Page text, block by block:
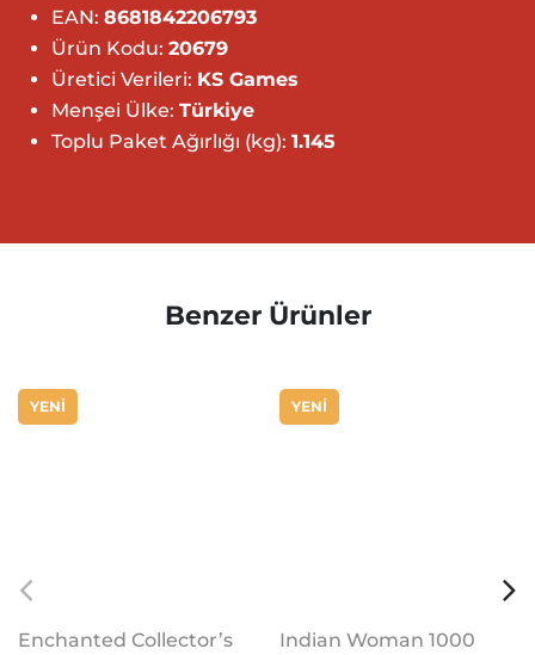
EAN: 8681842206793
Ürün Kodu: 20679
Üretici Verileri: KS Games
Menşei Ülke: Türkiye
Toplu Paket Ağırlığı (kg): 1.145
Benzer Ürünler
YENİ
Enchanted Collector’s
YENİ
Indian Woman 1000